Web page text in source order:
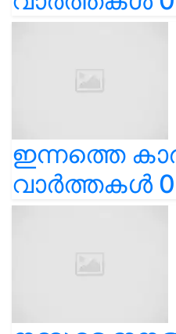
ഇന്നത്തെ
വാർത്തകൾ